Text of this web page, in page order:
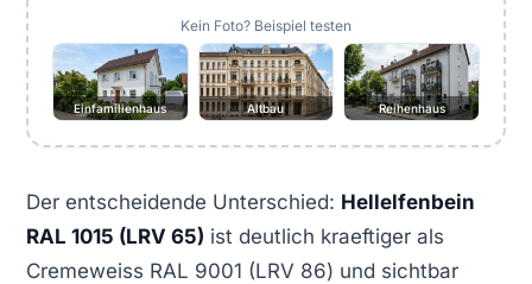
Kein Foto? Beispiel testen
Einfamilienhaus Altbau Reihenhaus
Der entscheidende Unterschied: Hellelfenbein
RAL 1015 (LRV 65) ist deutlich kraeftiger als
Cremeweiss RAL 9001 (LRV 86) und sichtbar